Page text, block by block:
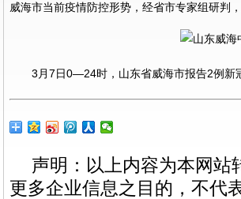
威海市当前疫情防控形势，经省市专家组研判
3月7日0—24时，山东省威海市报告2例新
声明：以上内容为本网站
更多企业信息之目的，不代